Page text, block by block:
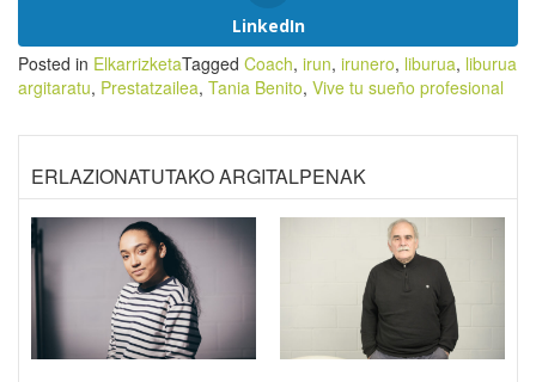
LinkedIn
Posted in ElkarrizketaTagged Coach, irun, irunero, liburua, liburua
argitaratu, Prestatzailea, Tania Benito, Vive tu sueño profesional
ERLAZIONATUTAKO ARGITALPENAK